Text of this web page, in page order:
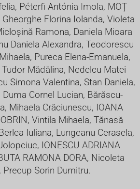
Péterfi Antónia Imola, MOȚ
Gheorghe Florina Iolanda, Violeta
Ramona, Daniela Mioara
Daniela Alexandra, Teodorescu
Pureca Elena-Emanuela,
Mădălina, Nedelcu Matei
Simona Valentina, Stan Daniela,
Cornel Lucian, Bărăscu-
Mihaela Crăciunescu, IOANA
Vintila Mihaela, Tănasă
Iuliana, Lungeanu Cerasela,
IONESCU ADRIANA
RAMONA DORA, Nicoleta
Precup Sorin Dumitru.